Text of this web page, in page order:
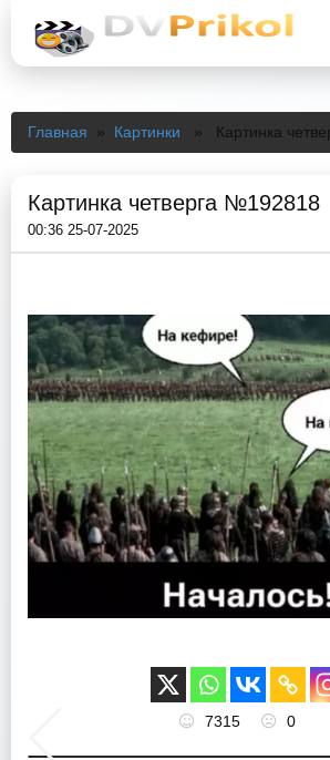
Главная » Картинки » Картинка
Картинка четверга №192818
00:36 25-07-2025
7315 0